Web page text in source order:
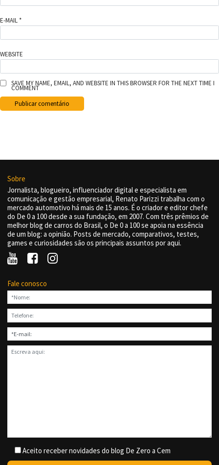
E-MAIL *
WEBSITE
SAVE MY NAME, EMAIL, AND WEBSITE IN THIS BROWSER FOR THE NEXT TIME I
COMMENT
Sobre
Jornalista, blogueiro, influenciador digital e especialista em
comunicação e gestão empresarial, Renato Parizzi trabalha com o
mercado automotivo há mais de 15 anos. É o criador e editor chefe
do De 0 a 100 desde a sua fundação, em 2007. Com três prêmios de
melhor blog de carros do Brasil, o De 0 a 100 se apoia na essência
de um blog: a opinião. Posts de mercado, comparativos, testes,
games e curiosidades são os principais assuntos por aqui.
Fale conosco
Aceito receber novidades do blog De Zero a Cem